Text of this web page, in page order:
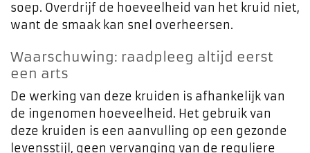
soep. Overdrijf de hoeveelheid van het kruid niet,
want de smaak kan snel overheersen.
Waarschuwing: raadpleeg altijd eerst
een arts
De werking van deze kruiden is afhankelijk van
de ingenomen hoeveelheid. Het gebruik van
deze kruiden is een aanvulling op een gezonde
levensstijl, geen vervanging van de reguliere